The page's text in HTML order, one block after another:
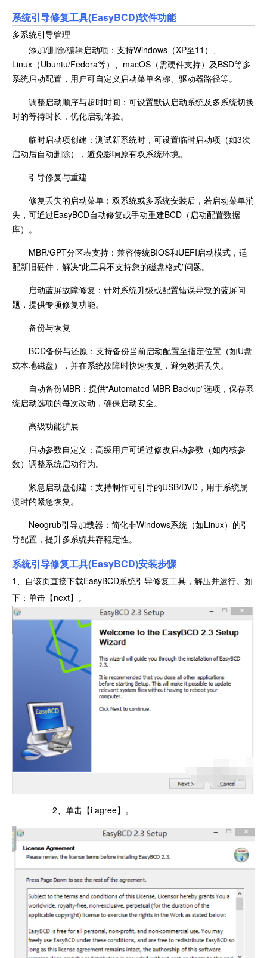
系统引导修复工具(EasyBCD)软件功能
多系统引导管理
添加/删除/编辑启动项：支持Windows（XP至11）、
Linux（Ubuntu/Fedora等）、macOS（需硬件支持）及BSD等多
系统启动配置，用户可自定义启动菜单名称、驱动器路径等。
调整启动顺序与超时时间：可设置默认启动系统及多系统切换
时的等待时长，优化启动体验。
临时启动项创建：测试新系统时，可设置临时启动项（如3次
启动后自动删除），避免影响原有双系统环境。
引导修复与重建
修复丢失的启动菜单：双系统或多系统安装后，若启动菜单消
失，可通过EasyBCD自动修复或手动重建BCD（启动配置数据
库）。
MBR/GPT分区表支持：兼容传统BIOS和UEFI启动模式，适
配新旧硬件，解决“此工具不支持您的磁盘格式”问题。
启动蓝屏故障修复：针对系统升级或配置错误导致的蓝屏问
题，提供专项修复功能。
备份与恢复
BCD备份与还原：支持备份当前启动配置至指定位置（如U盘
或本地磁盘），并在系统故障时快速恢复，避免数据丢失。
自动备份MBR：提供“Automated MBR Backup”选项，保存系
统启动选项的每次改动，确保启动安全。
高级功能扩展
启动参数自定义：高级用户可通过修改启动参数（如内核参
数）调整系统启动行为。
紧急启动盘创建：支持制作可引导的USB/DVD，用于系统崩
溃时的紧急恢复。
Neogrub引导加载器：简化非Windows系统（如Linux）的引
导配置，提升多系统共存稳定性。
系统引导修复工具(EasyBCD)安装步骤
1、自该页直接下载EasyBCD系统引导修复工具，解压并运行。如
下：单击【next】。
2、单击【i agree】。